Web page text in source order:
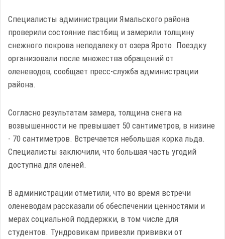
Специалисты администрации Ямальского района
проверили состояние пастбищ и замерили толщину
снежного покрова неподалеку от озера Ярото. Поездку
организовали после множества обращений от
оленеводов, сообщает пресс-служба администрации
района.
Согласно результатам замера, толщина снега на
возвышенности не превышает 50 сантиметров, в низине
- 70 сантиметров. Встречается небольшая корка льда.
Специалисты заключили, что большая часть угодий
доступна для оленей.
В администрации отметили, что во время встречи
оленеводам рассказали об обеспечении ценностями и
мерах социальной поддержки, в том числе для
студентов. Тундровикам привезли прививки от